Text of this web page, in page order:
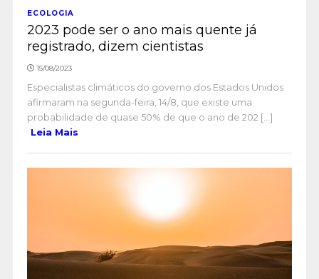
ECOLOGIA
2023 pode ser o ano mais quente já
registrado, dizem cientistas
15/08/2023
Especialistas climáticos do governo dos Estados Unidos
afirmaram na segunda-feira, 14/8, que existe uma
probabilidade de quase 50% de que o ano de 202 [...]
Leia Mais